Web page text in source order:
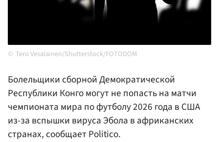
Tero Vesalainen/Shutterstock/FOTODOM
Болельщики сборной Демократической
Республики Конго могут не попасть на матчи
чемпионата мира по футболу 2026 года в США
из-за вспышки вируса Эбола в африканских
странах, сообщает Politico.